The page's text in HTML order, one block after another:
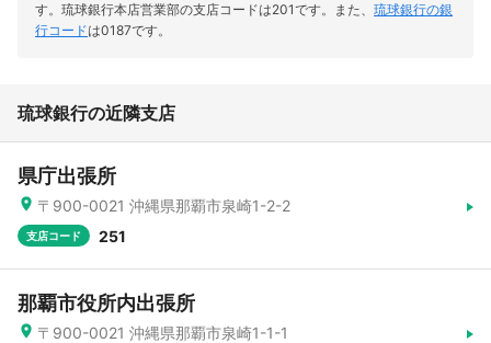
す。 琉球銀行本店営業部の支店コードは201です。 また、 琉球銀行の銀
行コードは0187です。
琉球銀行の近隣支店
県庁出張所
〒900-0021 沖縄県那覇市泉崎1-2-2
支店コード 251
那覇市役所内出張所
〒900-0021 沖縄県那覇市泉崎1-1-1